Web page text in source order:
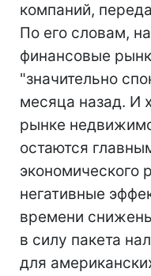
компаний,
По его словам,
финансовые
"значительно
месяца назад. И
рынке
остаются
экономического
негативные
времени
в силу пакета
для